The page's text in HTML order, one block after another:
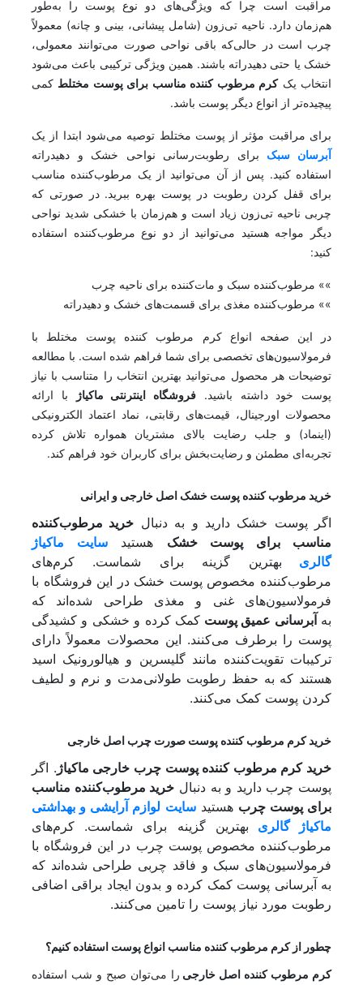
مراقبت است چرا که ویژگی‌های دو نوع پوست را به‌طور
هم‌زمان دارد. ناحیه تی‌زون (شامل پیشانی، بینی و چانه) معمولاً
چرب است در حالی‌که باقی نواحی صورت می‌توانند معمولی،
خشک یا حتی دهیدراته باشند. همین ویژگی ترکیبی باعث می‌شود
انتخاب یککرم مرطوب کننده مناسب برای پوست مختلطکمی
پیچیده‌تر از انواع دیگر پوست باشد.
برای مراقبت مؤثر از پوست مختلط توصیه می‌شود ابتدا از یک
آبرسان سبکبرای رطوبت‌رسانی نواحی خشک و دهیدراته
استفاده کنید. پس از آن می‌توانید از یک مرطوب‌کننده مناسب
برای قفل کردن رطوبت در پوست بهره ببرید. در صورتی که
چربی ناحیه تی‌زون زیاد است و هم‌زمان با خشکی شدید نواحی
دیگر مواجه هستید می‌توانید از دو نوع مرطوب‌کننده استفاده
کنید:
»» مرطوب‌کننده سبک و مات‌کننده برای ناحیه چرب
»» مرطوب‌کننده مغذی برای قسمت‌های خشک و دهیدراته
در این صفحه انواع کرم مرطوب کننده پوست مختلط با
فرمولاسیون‌های تخصصی برای شما فراهم شده است. با مطالعه
توضیحات هر محصول می‌توانید بهترین انتخاب را متناسب با نیاز
پوست خود داشته باشید.فروشگاه اینترنتی ماکیاژبا ارائه
محصولات اورجینال، قیمت‌های رقابتی، نماد اعتماد الکترونیکی
(اینماد) و جلب رضایت بالای مشتریان همواره تلاش کرده
تجربه‌ای مطمئن و رضایت‌بخش برای کاربران خود فراهم کند.
خرید مرطوب کننده پوست خشک اصل خارجی و ایرانی
اگر پوست خشک دارید و به دنبال خرید مرطوب‌کننده
مناسب برای پوست خشکهستید
سایت ماکیاژ
گالری
بهترین گزینه برای شماست. کرم‌های
مرطوب‌کننده مخصوص پوست خشک در این فروشگاه با
فرمولاسیون‌های غنی و مغذی طراحی شده‌اند که
بهآبرسانی عمیق پوستکمک کرده و خشکی و کشیدگی
پوست را برطرف می‌کنند. این محصولات معمولاً دارای
ترکیبات تقویت‌کننده مانند گلیسرین و هیالورونیک اسید
هستند که به حفظ رطوبت طولانی‌مدت و نرم و لطیف
کردن پوست کمک می‌کنند.
خرید کرم مرطوب کننده پوست صورت چرب اصل خارجی
خرید کرم مرطوب کننده پوست چرب خارجی ماکیاژ. اگر
پوست چرب دارید و به دنبال خرید مرطوب‌کننده مناسب
برای پوست چربهستیدسایت لوازم آرایشی و بهداشتی
ماکیاژ گالری
بهترین گزینه برای شماست. کرم‌های
مرطوب‌کننده مخصوص پوست چرب در این فروشگاه با
فرمولاسیون‌های سبک و فاقد چربی طراحی شده‌اند که
به آبرسانی پوست کمک کرده و بدون ایجاد براقی اضافی
رطوبت مورد نیاز پوست را تامین می‌کنند.
چطور از کرم مرطوب کننده مناسب انواع پوست استفاده کنیم؟
کرم مرطوب کننده اصل خارجیرا می‌توان صبح و شب استفاده